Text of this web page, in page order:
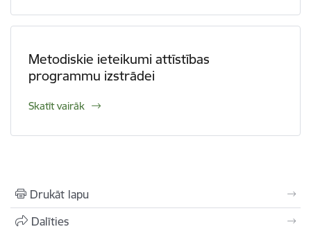
Metodiskie ieteikumi attīstības
programmu izstrādei
Skatīt vairāk
Drukāt lapu
Dalīties